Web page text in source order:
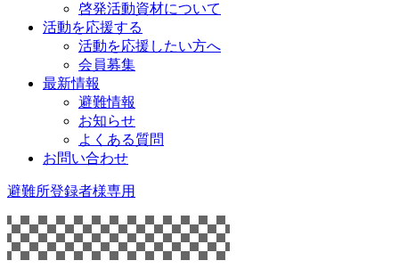
啓発活動資材について
活動を応援する
活動を応援したい方へ
会員募集
最新情報
避難情報
お知らせ
よくある質問
お問い合わせ
避難所登録者様専用